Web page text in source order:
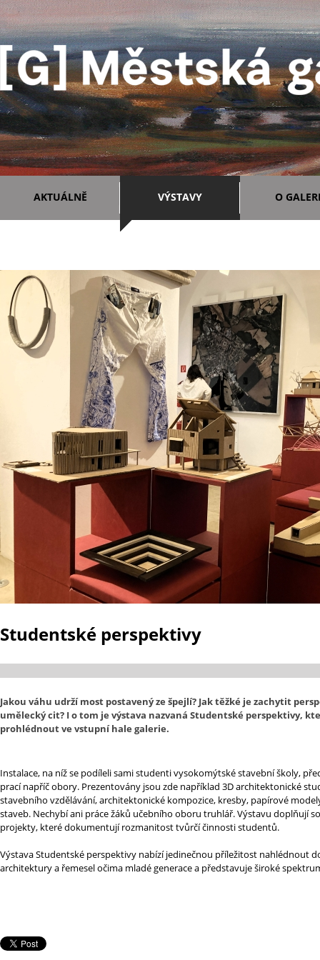
AKTUÁLNĚ VÝSTAVY O
Studentské perspektivy
Jakou váhu udrží most postavený ze špejlí? Jak těžké je zachytit
umělecký cit? I o tom je výstava nazvaná Studentské perspektivy,
prohlédnout ve vstupní hale galerie.
Instalace, na níž se podíleli sami studenti vysokomýtské stavební školy,
prací napříč obory. Prezentovány jsou zde například 3D architektonické
stavebního vzdělávání, architektonické kompozice, kresby, papírové
staveb. Nechybí ani práce žáků učebního oboru truhlář. Výstavu doplňují
projekty, které dokumentují rozmanitost tvůrčí činnosti studentů.
Výstava Studentské perspektivy nabízí jedinečnou příležitost nahlédnout
architektury a řemesel očima mladé generace a představuje široké